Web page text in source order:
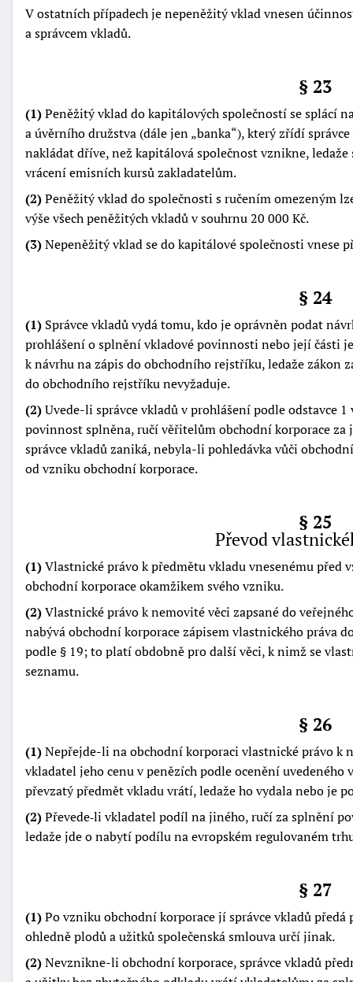
V ostatních případech je nepeněžitý vklad vnesen
a správcem vkladů.
§ 23
(1)Peněžitý vklad do kapitálových společností se splácí
a úvěrního družstva (dále jen banka ), který zřídí
nakládat dříve, než kapitálová společnost vznikne,
vrácení emisních kursů zakladatelům.
(2)Peněžitý vklad do společnosti s ručením omezeným
výše všech peněžitých vkladů v souhrnu 20 000 Kč.
(3)Nepeněžitý vklad se do kapitálové společnosti vnese
§ 24
(1) Správce vkladů vydá tomu, kdo je oprávněn podat
prohlášení o splnění vkladové povinnosti nebo její části
k návrhu na zápis do obchodního rejstříku, ledaže zákon
do obchodního rejstříku nevyžaduje.
(2)Uvede-li správce vkladů v prohlášení podle odstavce
povinnost splněna, ručí věřitelům obchodní korporace
správce vkladů zaniká, nebyla-li pohledávka vůči
od vzniku obchodní korporace.
§ 25
Převod
(1)Vlastnické právo k předmětu vkladu vnesenému před
obchodní korporace okamžikem svého vzniku.
(2)Vlastnické právo k nemovité věci zapsané do
nabývá obchodní korporace zápisem vlastnického práva
podle § 19; to platí obdobně pro další věci, k nimž se
seznamu.
§ 26
(1)Nepřejde-li na obchodní korporaci vlastnické právo k
vkladatel jeho cenu v penězích podle ocenění uvedeného
převzatý předmět vkladu vrátí, ledaže ho vydala nebo je
(2)Převede‑li vkladatel podíl na jiného, ručí za splnění
ledaže jde o nabytí podílu na evropském regulovaném
§ 27
(1)Po vzniku obchodní korporace jí správce vkladů
ohledně plodů a užitků společenská smlouva určí jinak.
(2)Nevznikne-li obchodní korporace, správce vkladů